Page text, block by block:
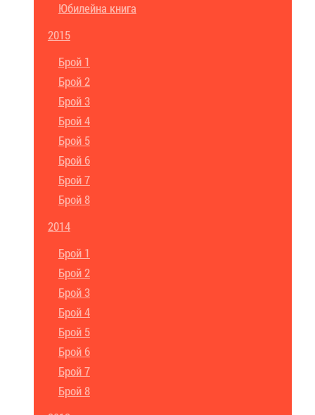
Юбилейна книга
2015
Брой 1
Брой 2
Брой 3
Брой 4
Брой 5
Брой 6
Брой 7
Брой 8
2014
Брой 1
Брой 2
Брой 3
Брой 4
Брой 5
Брой 6
Брой 7
Брой 8